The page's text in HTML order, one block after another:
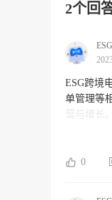
2个回
ESG跨境
单管理等
营与增长
0